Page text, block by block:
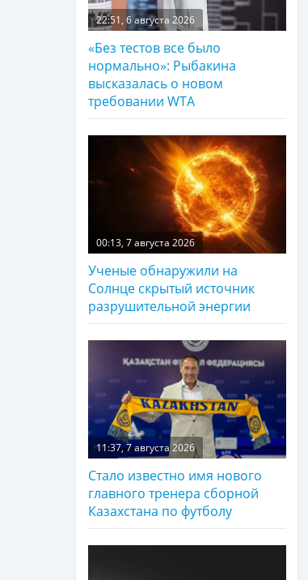
22:51, 6 августа 2026
«Без тестов все было
нормально»: Рыбакина
высказалась о новом
требовании WTA
00:13, 7 августа 2026
Ученые обнаружили на
Солнце скрытый источник
разрушительной энергии
11:37, 7 августа 2026
Стало известно имя нового
главного тренера сборной
Казахстана по футболу